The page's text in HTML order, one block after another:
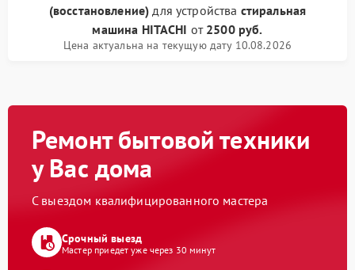
(восстановление) для устройства стиральная
машина HITACHI от 2500 руб.
Цена актуальна на текущую дату 10.08.2026
Ремонт бытовой техники
у Вас дома
С выездом квалифицированного мастера
Срочный выезд
Мастер приедет уже через 30 минут